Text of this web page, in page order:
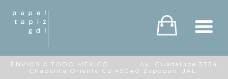
ENVIOS A TODO MÉXICO Av. Guadalupe 3734
Chapalita Oriente Cp.45040 Zapopan, JAL.